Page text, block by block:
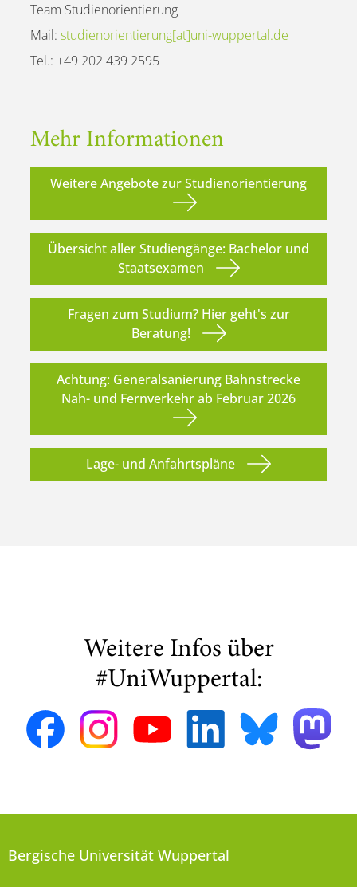
Team Studienorientierung
Mail: studienorientierung[at]uni-wuppertal.de
Tel.: +49 202 439 2595
Mehr Informationen
Weitere Angebote zur Studienorientierung
Übersicht aller Studiengänge: Bachelor und
Staatsexamen
Fragen zum Studium? Hier geht's zur
Beratung!
Achtung: Generalsanierung Bahnstrecke
Nah- und Fernverkehr ab Februar 2026
Lage- und Anfahrtspläne
Weitere Infos über
#UniWuppertal:
Bergische Universität Wuppertal